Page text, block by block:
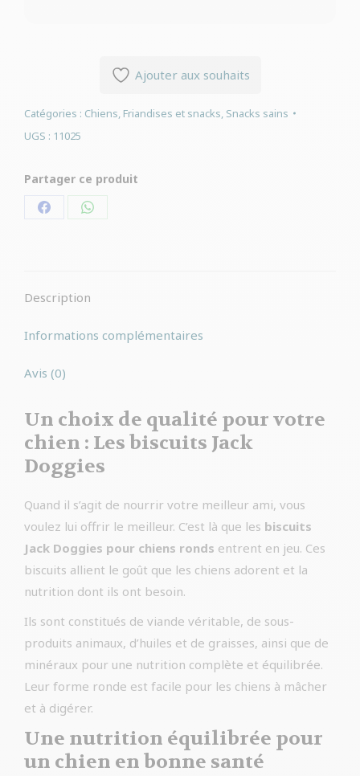
Ajouter aux souhaits
Catégories : Chiens, Friandises et snacks, Snacks sains
UGS : 11025
Partager ce produit
PartagerPartager
Description
Informations complémentaires
Avis (0)
Un choix de qualité pour votre
chien : Les biscuits Jack
Doggies
Quand il s’agit de nourrir votre meilleur ami, vous
voulez lui offrir le meilleur. C’est là que les biscuits
Jack Doggies pour chiens ronds entrent en jeu. Ces
biscuits allient le goût que les chiens adorent et la
nutrition dont ils ont besoin.
Ils sont constitués de viande véritable, de sous-
produits animaux, d’huiles et de graisses, ainsi que de
minéraux pour une nutrition complète et équilibrée.
Leur forme ronde est facile pour les chiens à mâcher
et à digérer.
Une nutrition équilibrée pour
un chien en bonne santé